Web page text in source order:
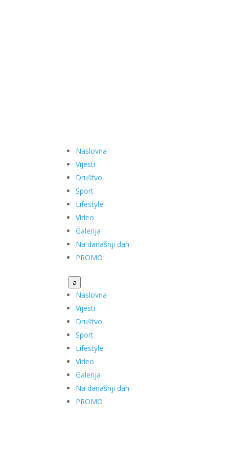
Naslovna
Vijesti
Društvo
Sport
Lifestyle
Video
Galerija
Na današnji dan
PROMO
a
Naslovna
Vijesti
Društvo
Sport
Lifestyle
Video
Galerija
Na današnji dan
PROMO